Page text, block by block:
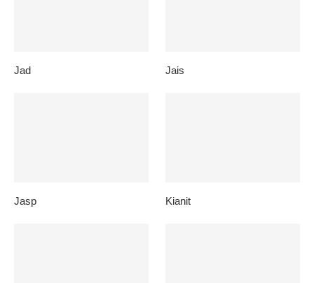
Jad Jais
Jasp Kianit